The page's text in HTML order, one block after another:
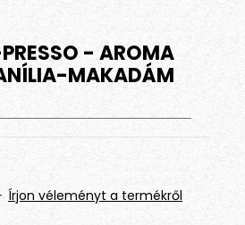
- AROMA
MAKADÁM
Írjon véleményt a termékről